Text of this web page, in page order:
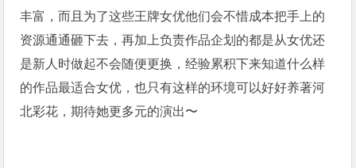
丰富，而且为了这些王牌女优他们会不惜成本把手上的
资源通通砸下去，再加上负责作品企划的都是从女优还
是新人时做起不会随便更换，经验累积下来知道什么样
的作品最适合女优，也只有这样的环境可以好好养著河
北彩花，期待她更多元的演出〜